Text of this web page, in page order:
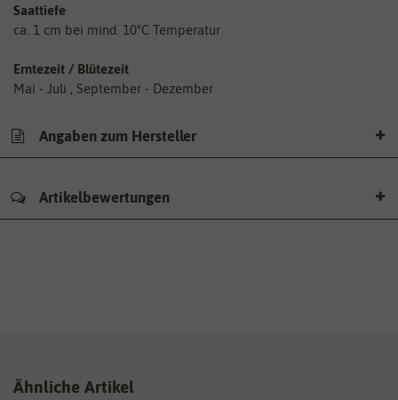
Saattiefe
ca. 1 cm bei mind. 10°C Temperatur
Erntezeit / Blütezeit
Mai - Juli , September - Dezember
Angaben zum Hersteller
Artikelbewertungen
Ähnliche Artikel